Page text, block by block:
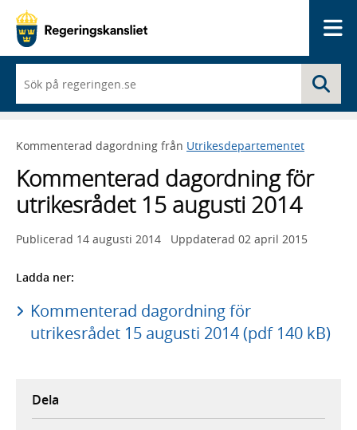
du
börjar
skriva
framträder
lista
med
sökförslag
Kommenterad dagordning från Utrikesdepartementet
Kommenterad dagordning för
utrikesrådet 15 augusti 2014
Publicerad 14 augusti 2014 Uppdaterad 02 april 2015
Ladda ner:
Kommenterad dagordning för
utrikesrådet 15 augusti 2014 (pdf 140 kB)
Dela